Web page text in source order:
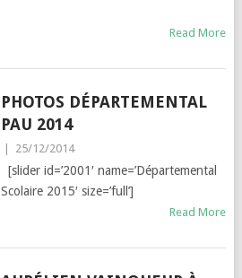
Read More
PHOTOS DÉPARTEMENTAL
PAU 2014
25/12/2014
[slider id=’2001′ name=’Départemental
Scolaire 2015′ size=’full’]
Read More